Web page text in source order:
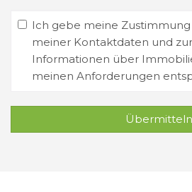
Ich gebe meine
meiner Kontaktdaten und
Informationen über
meinen Anforderungen
Übermitteln